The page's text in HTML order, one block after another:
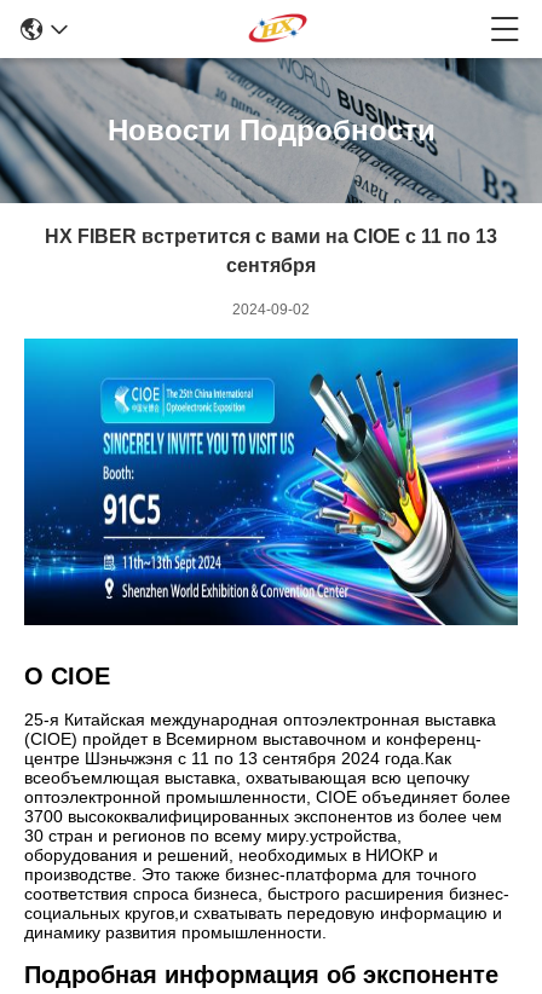
Новости Подробности
HX FIBER встретится с вами на CIOE с 11 по 13
сентября
2024-09-02
О CIOE
25-я Китайская международная оптоэлектронная выставка
(CIOE) пройдет в Всемирном выставочном и конференц-
центре Шэньчжэня с 11 по 13 сентября 2024 года.Как
всеобъемлющая выставка, охватывающая всю цепочку
оптоэлектронной промышленности, CIOE объединяет более
3700 высококвалифицированных экспонентов из более чем
30 стран и регионов по всему миру.устройства,
оборудования и решений, необходимых в НИОКР и
производстве. Это также бизнес-платформа для точного
соответствия спроса бизнеса, быстрого расширения бизнес-
социальных кругов,и схватывать передовую информацию и
динамику развития промышленности.
Подробная информация об экспоненте